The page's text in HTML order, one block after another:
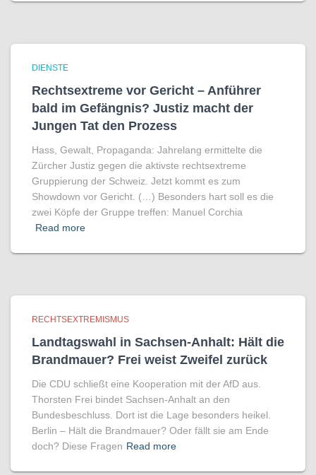
DIENSTE
Rechtsextreme vor Gericht – Anführer
bald im Gefängnis? Justiz macht der
Jungen Tat den Prozess
Hass, Gewalt, Propaganda: Jahrelang ermittelte die
Zürcher Justiz gegen die aktivste rechtsextreme
Gruppierung der Schweiz. Jetzt kommt es zum
Showdown vor Gericht. (…) Besonders hart soll es die
zwei Köpfe der Gruppe treffen: Manuel Corchia
Read more
RECHTSEXTREMISMUS
Landtagswahl in Sachsen-Anhalt: Hält die
Brandmauer? Frei weist Zweifel zurück
Die CDU schließt eine Kooperation mit der AfD aus.
Thorsten Frei bindet Sachsen-Anhalt an den
Bundesbeschluss. Dort ist die Lage besonders heikel.
Berlin – Hält die Brandmauer? Oder fällt sie am Ende
doch? Diese Fragen Read more